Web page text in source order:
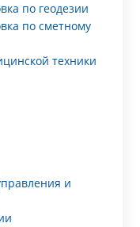
по геодезии
по сметному
техники
и